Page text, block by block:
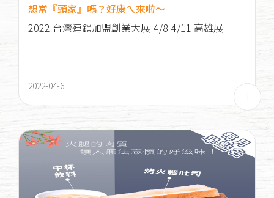
想當『頭家』嗎？好康ㄟ來啦～
2022 台灣連鎖加盟創業大展-4/8-4/11 高雄展
2022-04-6